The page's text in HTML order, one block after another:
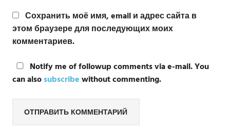
Сохранить моё имя, email и адрес сайта в
этом браузере для последующих моих
комментариев.
Notify me of followup comments via e-mail. You
can alsosubscribewithout commenting.